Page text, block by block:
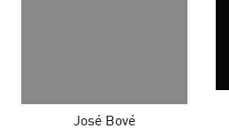
José Bové